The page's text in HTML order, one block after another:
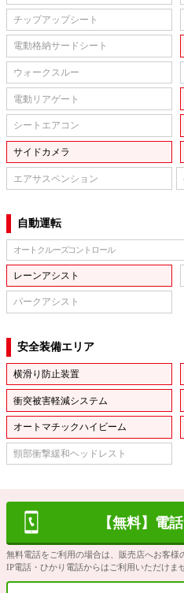
チップアップシート
電動格納サードシート
ウォークスルー
電動リアゲート
シートエアコン
サイドカメラ
エアサスペンション
自動運転
オートクルーズコントロール
レーンアシスト
パークアシスト
安全装備エリア
横滑り防止装置
衝突被害軽減システム
オートマチックハイビーム
頸部衝撃緩和ヘッドレスト
【無料】電
無料電話をご利用の場合は、販売店へお客様
IP電話・ひかり電話からはご利用いただけま